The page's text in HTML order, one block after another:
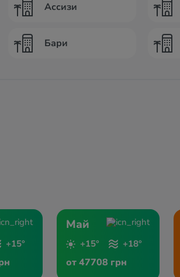
Ассизи
Бари
+15°
Май
+15° +18°
от 47708 грн